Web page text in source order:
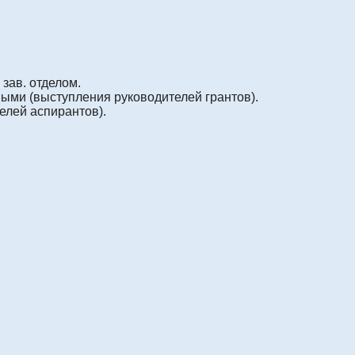
отделом.
(выступления руководителей грантов).
аспирантов).